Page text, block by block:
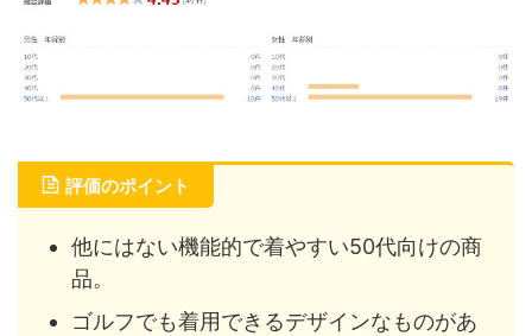
評価のポイント
他にはない機能的で着やすい50代向けの商
品。
ゴルフでも着用できるデザインなものがあ